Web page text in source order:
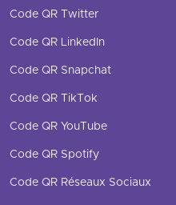
Code QR Twitter
Code QR LinkedIn
Code QR Snapchat
Code QR TikTok
Code QR YouTube
Code QR Spotify
Code QR Réseaux Sociaux